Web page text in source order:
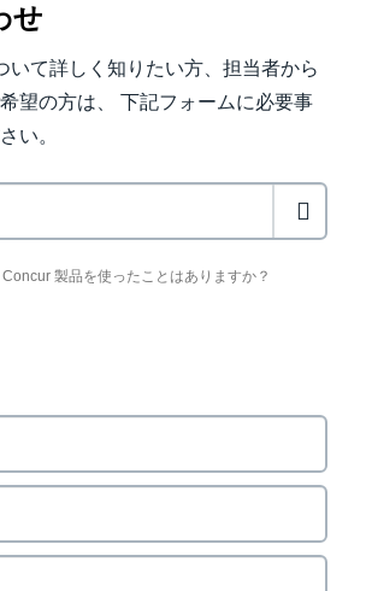
せ
いて詳しく知りたい方、担当者から
望の方は、 下記フォームに必要事
い。
製品を使ったことはありますか？